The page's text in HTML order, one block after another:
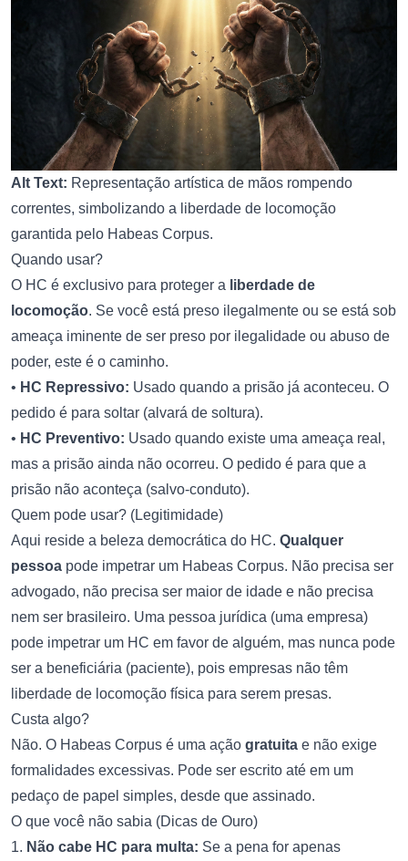
Alt Text: Representação artística de mãos rompendo
correntes, simbolizando a liberdade de locomoção
garantida pelo Habeas Corpus.
Quando usar?
O HC é exclusivo para proteger a liberdade de
locomoção. Se você está preso ilegalmente ou se está sob
ameaça iminente de ser preso por ilegalidade ou abuso de
poder, este é o caminho.
• HC Repressivo: Usado quando a prisão já aconteceu. O
pedido é para soltar (alvará de soltura).
• HC Preventivo: Usado quando existe uma ameaça real,
mas a prisão ainda não ocorreu. O pedido é para que a
prisão não aconteça (salvo-conduto).
Quem pode usar? (Legitimidade)
Aqui reside a beleza democrática do HC. Qualquer
pessoa pode impetrar um Habeas Corpus. Não precisa ser
advogado, não precisa ser maior de idade e não precisa
nem ser brasileiro. Uma pessoa jurídica (uma empresa)
pode impetrar um HC em favor de alguém, mas nunca pode
ser a beneficiária (paciente), pois empresas não têm
liberdade de locomoção física para serem presas.
Custa algo?
Não. O Habeas Corpus é uma ação gratuita e não exige
formalidades excessivas. Pode ser escrito até em um
pedaço de papel simples, desde que assinado.
O que você não sabia (Dicas de Ouro)
1. Não cabe HC para multa: Se a pena for apenas